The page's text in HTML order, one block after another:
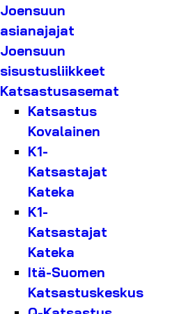
Joensuun
asianajajat
Joensuun
sisustusliikkeet
Katsastusasemat
Katsastus
Kovalainen
K1-
Katsastajat
Kateka
K1-
Katsastajat
Kateka
Itä-Suomen
Katsastuskeskus